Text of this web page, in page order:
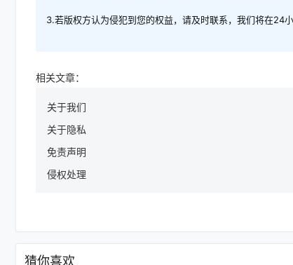
3.若版权方认为侵犯到您的权益，请及时联系，我们将在24
相关文章：
关于我们
关于隐私
免责声明
侵权处理
猜你喜欢